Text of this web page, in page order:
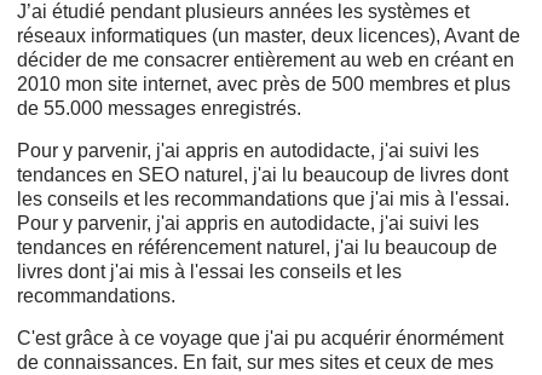
J’ai étudié pendant plusieurs années les systèmes et
réseaux informatiques (un master, deux licences), Avant de
décider de me consacrer entièrement au web en créant en
2010 mon site internet, avec près de 500 membres et plus
de 55.000 messages enregistrés.
Pour y parvenir, j'ai appris en autodidacte, j'ai suivi les
tendances en SEO naturel, j'ai lu beaucoup de livres dont
les conseils et les recommandations que j'ai mis à l'essai.
Pour y parvenir, j'ai appris en autodidacte, j'ai suivi les
tendances en référencement naturel, j'ai lu beaucoup de
livres dont j'ai mis à l'essai les conseils et les
recommandations.
C'est grâce à ce voyage que j'ai pu acquérir énormément
de connaissances. En fait, sur mes sites et ceux de mes